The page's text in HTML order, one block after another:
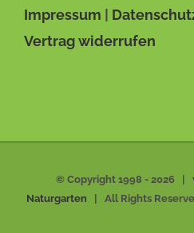
Impressum |
Vertrag widerrufen
© Copyright 1998 - 2026 |
Naturgarten | All Rights